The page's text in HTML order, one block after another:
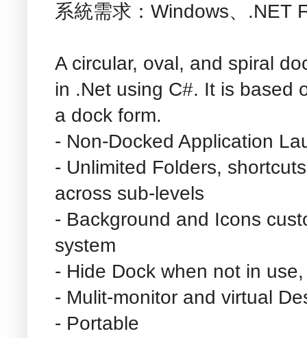
系統需求：Windows、.NET
A circular, oval, and spiral
in .Net using C#. It is based
a dock form.
- Non-Docked Application
- Unlimited Folders,
across sub-levels
- Background and Icons
system
- Hide Dock when not in
- Mulit-monitor and virtual
- Portable